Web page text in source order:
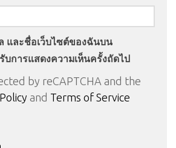
และชื่อเว็บไซต์ของฉันบน
บการแสดงความเห็นครั้งถัดไป
by reCAPTCHA and the
and Terms of Service